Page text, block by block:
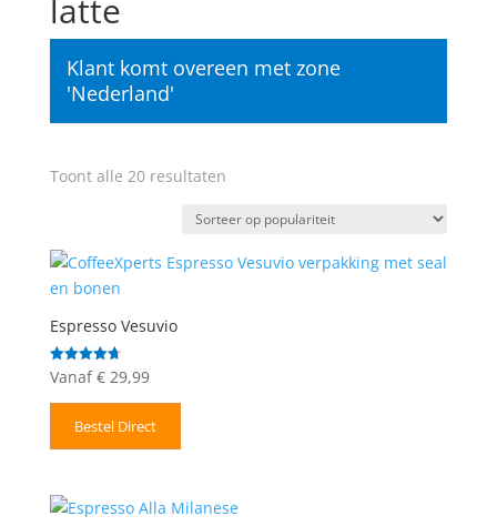
latte
Klant komt overeen met zone
'Nederland'
Toont alle 20 resultatenGesorteerd
populariteit
Espresso Vesuvio
Gewaardeerd
4.71
Vanaf €29,99
Bestel Direct